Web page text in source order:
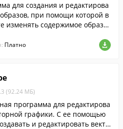
создания и редактирова
изменять содержимое образо
с жесткого диска.
Платно
(92.24 МБ)
программа для редактирова
графики. С ее помощью
и редактировать векто